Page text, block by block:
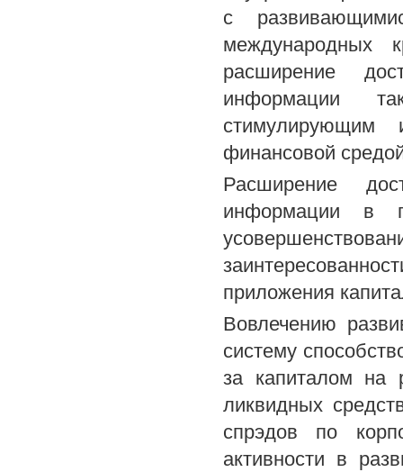
с
международных
расширение
информации
стимулирующим
финансовой
Расширение
информации в
приложения
Вовлечению
систему
за капиталом на
ликвидных
спрэдов по
активности в